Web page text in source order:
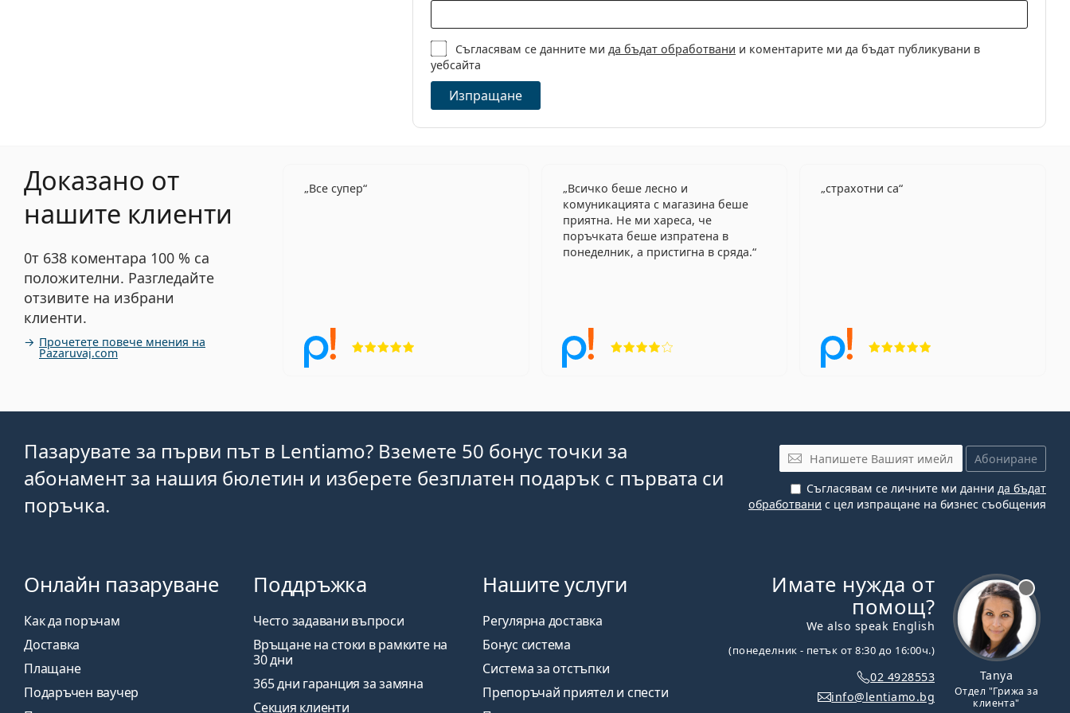
Съгласявам се данните мида бъдат обработвани и коментарите ми да бъдат публикувани в
уебсайта
Изпращане
Доказано от
нашите клиенти
0т 638 коментара 100 % са
положителни. Разгледайте
отзивите на избрани
клиенти.
Прочетете повече мнения на
Pazaruvaj.com
Все супер
Всичко беше лесно и
комуникацията с магазина беше
приятна. Не ми хареса, че
поръчката беше изпратена в
понеделник, а пристигна в сряда.
страхотни са
Пазарувате за първи път в Lentiamo? Вземете 50 бонус точки за
абонамент за нашия бюлетин и изберете безплатен подарък с първата си
поръчка.
Имейл
Абониране
Съгласявам се личните ми данни да бъдат
обработвани с цел изпращане на бизнес съобщения
Tanya
Отдел "Грижа за
клиента"
Имате нужда от
помощ?
We also speak English
(понеделник - петък от 8:30 до 16:00ч.)
02 4928553
info@lentiamo.bg
Онлайн пазаруване
Как да поръчам
Доставка
Плащане
Подаръчен ваучер
Поддръжка
Често задавани въпроси
Връщане на стоки в рамките на
30 дни
365 дни гаранция за замяна
Секция клиенти
Нашите услуги
Регулярна доставка
Бонус система
Система за отстъпки
Препоръчай приятел и спести